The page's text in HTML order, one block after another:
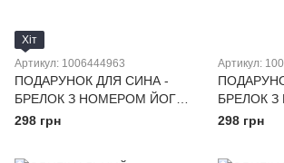
Хіт
Артикул: 1006444963
ПОДАРУНОК ДЛЯ СИНА -
БРЕЛОК З НОМЕРОМ ЙОГО
АВТО ЗА 1 ГОДИНУ +
298 грн
Артикул:
БРЕЛОК
АВТО ЗА 1
298 грн